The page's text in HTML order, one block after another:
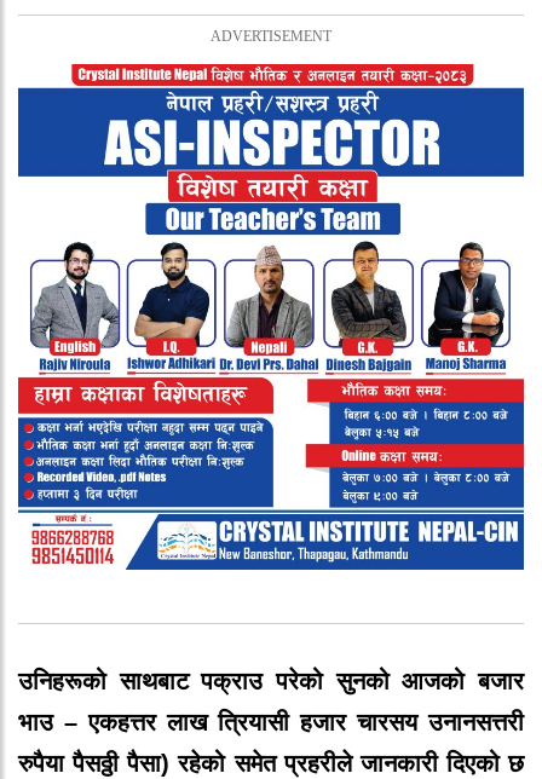
उनिहरूको साथबाट पक्राउ परेको सुनको आजको बजार
भाउ –एकहत्तर लाख त्रियासी हजार चारसय उनानसत्तरी
रुपैया पैसठ्ठी पैसा)रहेकोसमेत प्रहरीले जानकारी दिएको छ